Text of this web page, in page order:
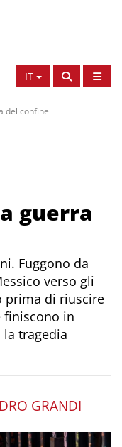
IT
del confine
guerra
Fuggono da
verso gli
prima di riuscire
finiscono in
tragedia
GRANDI